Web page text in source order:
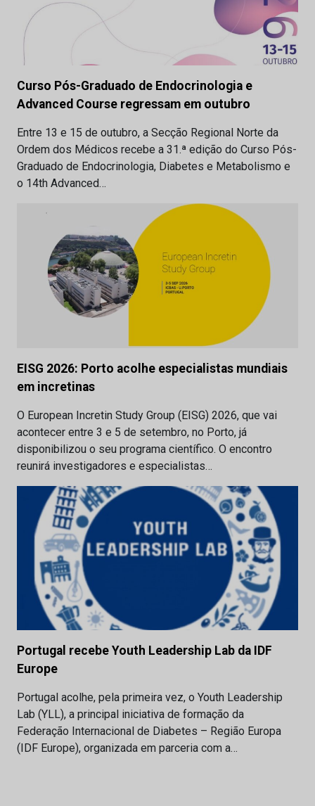
Curso Pós-Graduado de Endocrinologia e
Advanced Course regressam em outubro
Entre 13 e 15 de outubro, a Secção Regional Norte da
Ordem dos Médicos recebe a 31.ª edição do Curso Pós-
Graduado de Endocrinologia, Diabetes e Metabolismo e
o 14th Advanced…
EISG 2026: Porto acolhe especialistas mundiais
em incretinas
O European Incretin Study Group (EISG) 2026, que vai
acontecer entre 3 e 5 de setembro, no Porto, já
disponibilizou o seu programa científico. O encontro
reunirá investigadores e especialistas…
Portugal recebe Youth Leadership Lab da IDF
Europe
Portugal acolhe, pela primeira vez, o Youth Leadership
Lab (YLL), a principal iniciativa de formação da
Federação Internacional de Diabetes – Região Europa
(IDF Europe), organizada em parceria com a…